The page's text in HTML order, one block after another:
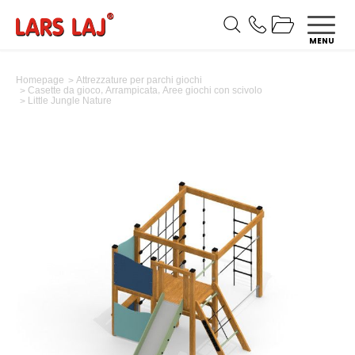
MENU
Homepage
Attrezzature per parchi giochi
Casette da gioco, Arrampicata, Aree giochi con scivolo
Little Jungle Nature